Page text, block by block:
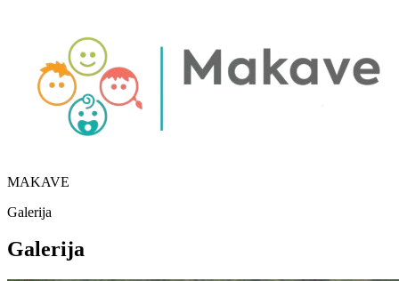
MAKAVE
Galerija
Galerija